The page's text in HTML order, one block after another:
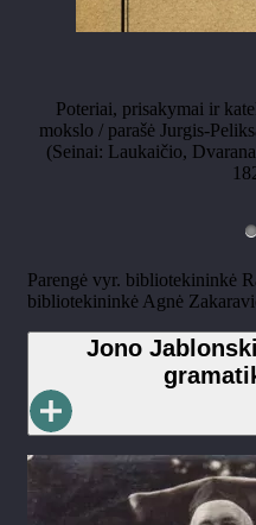
Poteriai, prisakymai ir
mokslo / parašė Jurgis-
(Seinai: Laukaičio,
Parengė vyr. bibliotekininkė
bibliotekininkė Agnė
Jono